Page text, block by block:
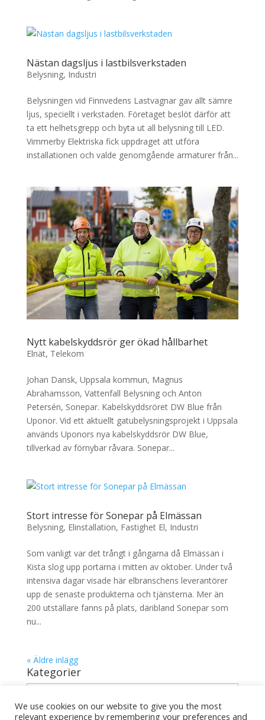
Nästan dagsljus i lastbilsverkstaden
Belysning, Industri
Belysningen vid Finnvedens Lastvagnar gav allt sämre
ljus, speciellt i verkstaden. Företaget beslöt därför att
ta ett helhetsgrepp och byta ut all belysning till LED.
Vimmerby Elektriska fick uppdraget att utföra
installationen och valde genomgående armaturer från...
Nytt kabelskyddsrör ger ökad hållbarhet
Elnät, Telekom
Johan Dansk, Uppsala kommun, Magnus
Abrahamsson, Vattenfall Belysning och Anton
Petersén, Sonepar. Kabelskyddsröret DW Blue från
Uponor. Vid ett aktuellt gatubelysningsprojekt i Uppsala
används Uponors nya kabelskyddsrör DW Blue,
tillverkad av förnybar råvara. Sonepar...
Stort intresse för Sonepar på Elmässan
Belysning, Elinstallation, Fastighet El, Industri
Som vanligt var det trångt i gångarna då Elmässan i
Kista slog upp portarna i mitten av oktober. Under två
intensiva dagar visade här elbranschens leverantörer
upp de senaste produkterna och tjänsterna. Mer än
200 utställare fanns på plats, däribland Sonepar som
nu...
« Äldre inlägg
Kategorier
Kategorier
We use cookies on our website to give you the most
relevant experience by remembering your preferences and